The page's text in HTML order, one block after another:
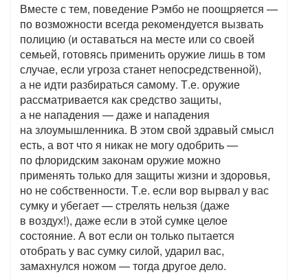
Вместе с тем, поведение Рэмбо не поощряется —
по возможности всегда рекомендуется вызвать
полицию (и оставаться на месте или со своей
семьей, готовясь применить оружие лишь в том
случае, если угроза станет непосредственной),
а не идти разбираться самому. Т.е. оружие
рассматривается как средство защиты,
а не нападения — даже и нападения
на злоумышленника. В этом свой здравый смысл
есть, а вот что я никак не могу одобрить —
по флоридским законам оружие можно
применять только для защиты жизни и здоровья,
но не собственности. Т.е. если вор вырвал у вас
сумку и убегает — стрелять нельзя (даже
в воздух!), даже если в этой сумке целое
состояние. А вот если он только пытается
отобрать у вас сумку силой, ударил вас,
замахнулся ножом — тогда другое дело.